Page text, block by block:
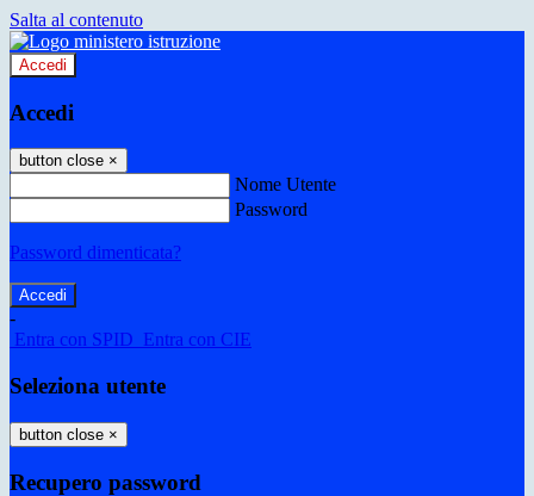
Salta al contenuto
Accedi
Accedi
button close ×
Nome Utente
Password
Password dimenticata?
-
Entra con SPID Entra con CIE
Seleziona utente
button close ×
Recupero password